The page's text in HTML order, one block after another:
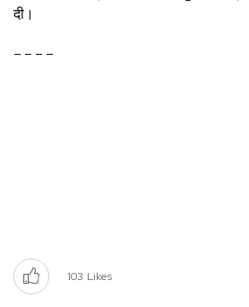
दी।
– – – –
103 Likes